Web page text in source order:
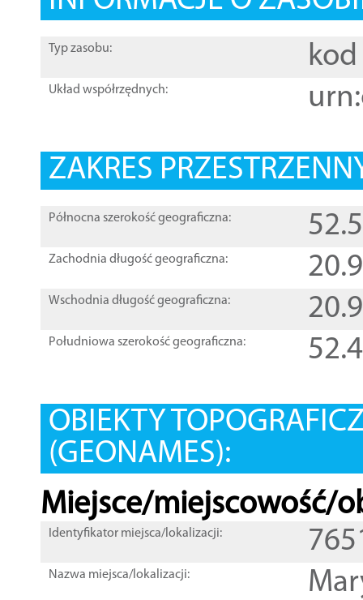
Typ zasobu: kod
Układ współrzędnych:
ZAKRES
Północna szerokość geograficzna:
Zachodnia długość geograficzna:
Wschodnia długość geograficzna:
Południowa szerokość geograficzna:
OBIEKTY
(GEONAMES):
Miejsce/miejscowość/
Identyfikator miejsca/lokalizacji:
Nazwa miejsca/lokalizacji: